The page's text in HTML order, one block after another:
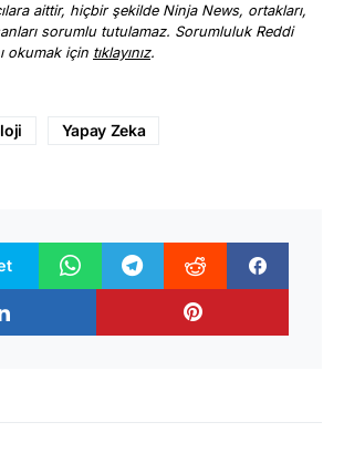
aittir, hiçbir şekilde Ninja News, ortakları,
sorumlu tutulamaz. Sorumluluk Reddi
okumak için tıklayınız.
Yapay Zeka